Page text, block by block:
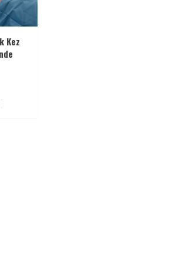
Kez